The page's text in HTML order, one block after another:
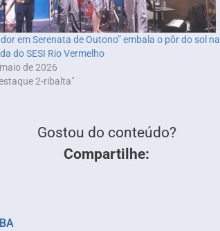
em Serenata de Outono” embala o pôr do sol na
do SESI Rio Vermelho
de 2026
2-ribalta"
Gostou do conteúdo?
Compartilhe: